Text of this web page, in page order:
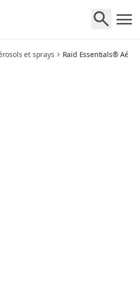
300-ml
et sprays Raid Essentials®